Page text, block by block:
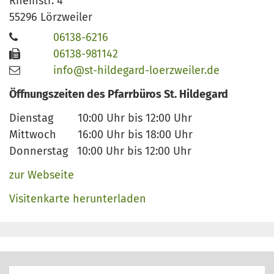
55296 Lörzweiler
06138-6216
06138-981142
info@st-hildegard-loerzweiler.de
Öffnungszeiten des Pfarrbüros St. Hildegard
Dienstag 10:00 Uhr bis 12:00 Uhr
Mittwoch 16:00 Uhr bis 18:00 Uhr
Donnerstag 10:00 Uhr bis 12:00 Uhr
zur Webseite
Visitenkarte herunterladen